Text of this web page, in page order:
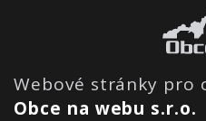
Webové stránky pro
Obce na webu s.r.o.